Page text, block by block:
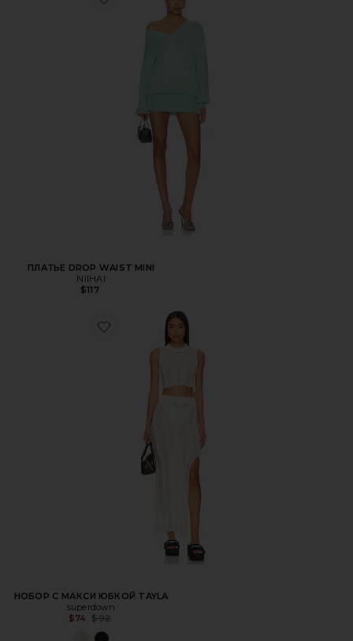
ПЛАТЬЕ DROP WAIST MINI
NIIHAI
$117
НОБОР С МАКСИ ЮБКОЙ TAYLA
superdown
$74
Предыдущая цена:
$92